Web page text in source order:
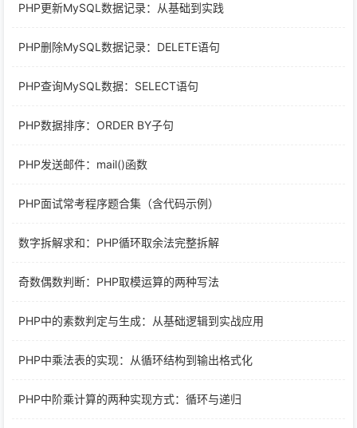
PHP更新MySQL数据记录：从基础到实践
PHP删除MySQL数据记录：DELETE语句
PHP查询MySQL数据：SELECT语句
PHP数据排序：ORDER BY子句
PHP发送邮件：mail()函数
PHP面试常考程序题合集（含代码示例）
数字拆解求和：PHP循环取余法完整拆解
奇数偶数判断：PHP取模运算的两种写法
PHP中的素数判定与生成：从基础逻辑到实战应用
PHP中乘法表的实现：从循环结构到输出格式化
PHP中阶乘计算的两种实现方式：循环与递归